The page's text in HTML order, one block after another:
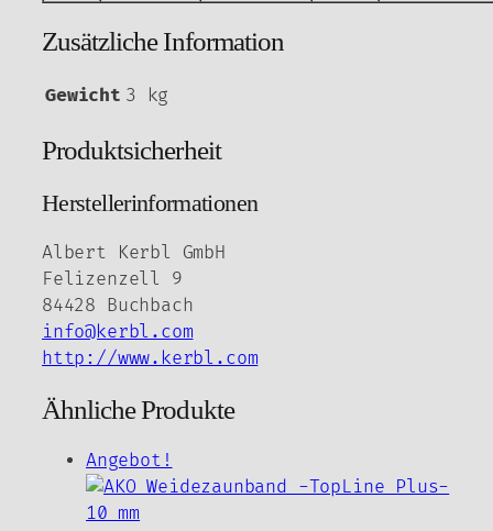
Zusätzliche Information
Gewicht 3 kg
Produktsicherheit
Herstellerinformationen
Albert Kerbl GmbH
Felizenzell 9
84428 Buchbach
info@kerbl.com
http://www.kerbl.com
Ähnliche Produkte
Angebot!